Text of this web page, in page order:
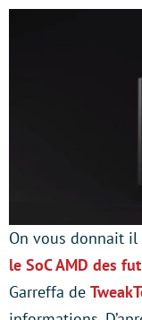
On vous donnait il
le SoC AMD des
Garreffa de